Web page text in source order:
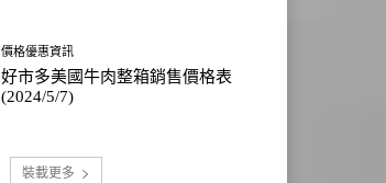
價格優惠資訊
好市多美國牛肉整箱銷售價格表
(2024/5/7)
裝載更多